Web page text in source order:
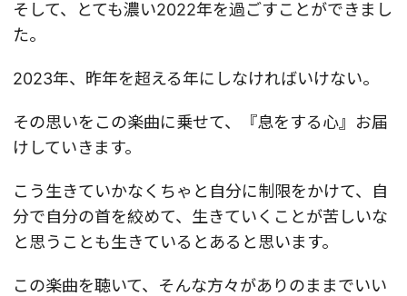
そして、とても濃い2022年を過ごすことができまし
た。
2023年、昨年を超える年にしなければいけない。
その思いをこの楽曲に乗せて、『息をする心』お届
けしていきます。
こう生きていかなくちゃと自分に制限をかけて、自
分で自分の首を絞めて、生きていくことが苦しいな
と思うことも生きているとあると思います。
この楽曲を聴いて、そんな方々がありのままでいい